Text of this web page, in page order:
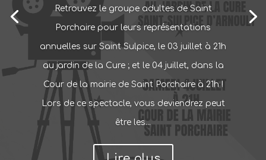
Retrouvez le groupe adultes de Saint
Porchaire pour leurs représentations
annuelles sur Saint Sulpice, le 03 juillet à 21h
au jardin de la Cure ; et le 04 juillet, dans la
Cour de la mairie de Saint Porchaire à 21h !
Lors de ce spectacle, vous deviendrez peut
être les...